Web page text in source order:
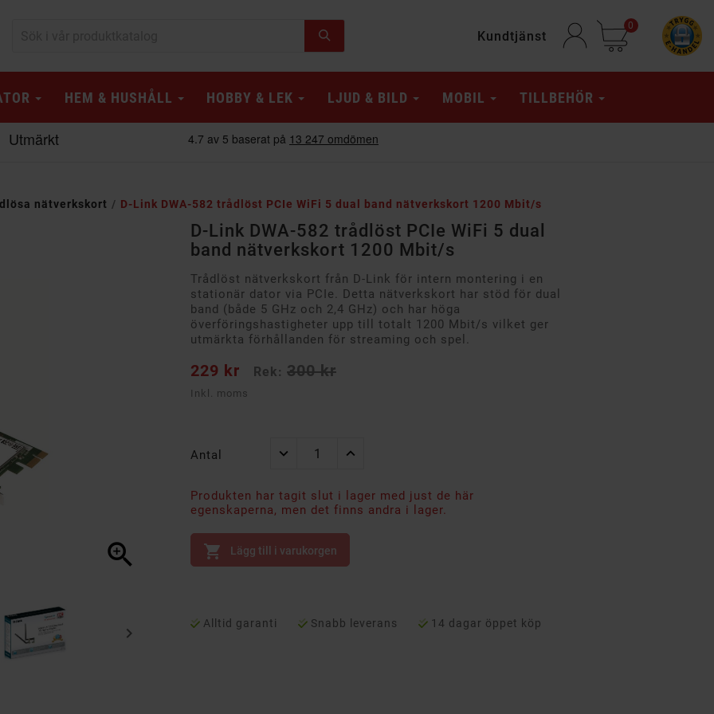
Kundtjänst
0
HEM & HUSHÅLL HOBBY & LEK LJUD & BILD MOBIL TILLBEHÖR
nätverkskort D-Link DWA-582 trådlöst PCIe WiFi 5 dual band nätverkskort 1200 Mbit/s


D-Link DWA-582 trådlöst PCIe WiFi 5 dual
band nätverkskort 1200 Mbit/s
Trådlöst nätverkskort från D-Link för intern montering i en
stationär dator via PCIe. Detta nätverkskort har stöd för dual
band (både 5 GHz och 2,4 GHz) och har höga
överföringshastigheter upp till totalt 1200 Mbit/s vilket ger
utmärkta förhållanden för streaming och spel.
229 kr Rek: 300 kr
Inkl. moms
Antal
Produkten har tagit slut i lager med just de här
egenskaperna, men det finns andra i lager.
 Lägg till i varukorgen
Alltid garanti Snabb leverans 14 dagar öppet köp